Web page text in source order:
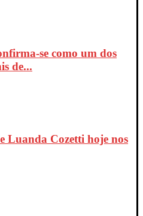
se como um dos
de...
Luanda Cozetti hoje nos